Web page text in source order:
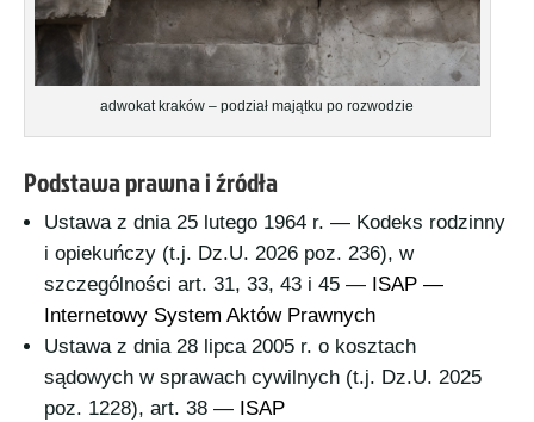
adwokat kraków – podział majątku po rozwodzie
Podstawa prawna i źródła
Ustawa z dnia 25 lutego 1964 r. — Kodeks rodzinny
i opiekuńczy (t.j. Dz.U. 2026 poz. 236), w
szczególności art. 31, 33, 43 i 45 — ISAP —
Internetowy System Aktów Prawnych
Ustawa z dnia 28 lipca 2005 r. o kosztach
sądowych w sprawach cywilnych (t.j. Dz.U. 2025
poz. 1228), art. 38 — ISAP